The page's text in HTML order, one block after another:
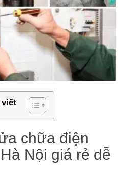
viết
chữa điện
Nội giá rẻ dễ